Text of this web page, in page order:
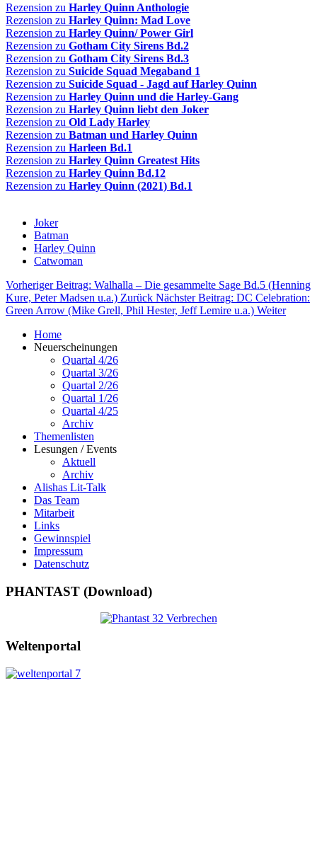
Rezension zu Harley Quinn Anthologie
Rezension zu Harley Quinn: Mad Love
Rezension zu Harley Quinn/ Power Girl
Rezension zu Gotham City Sirens Bd.2
Rezension zu Gotham City Sirens Bd.3
Rezension zu Suicide Squad Megaband 1
Rezension zu Suicide Squad - Jagd auf Harley Quinn
Rezension zu Harley Quinn und die Harley-Gang
Rezension zu Harley Quinn liebt den Joker
Rezension zu Old Lady Harley
Rezension zu Batman und Harley Quinn
Rezension zu Harleen Bd.1
Rezension zu Harley Quinn Greatest Hits
Rezension zu Harley Quinn Bd.12
Rezension zu Harley Quinn (2021) Bd.1
Joker
Batman
Harley Quinn
Catwoman
Vorheriger Beitrag: Walhalla – Die gesammelte Sage Bd.5 (Henning
Kure, Peter Madsen u.a.) Zurück Nächster Beitrag: DC Celebration:
Green Arrow (Mike Grell, Phil Hester, Jeff Lemire u.a.) Weiter
Home
Neuerscheinungen
Quartal 4/26
Quartal 3/26
Quartal 2/26
Quartal 1/26
Quartal 4/25
Archiv
Themenlisten
Lesungen / Events
Aktuell
Archiv
Alishas Lit-Talk
Das Team
Mitarbeit
Links
Gewinnspiel
Impressum
Datenschutz
PHANTAST (Download)
Weltenportal